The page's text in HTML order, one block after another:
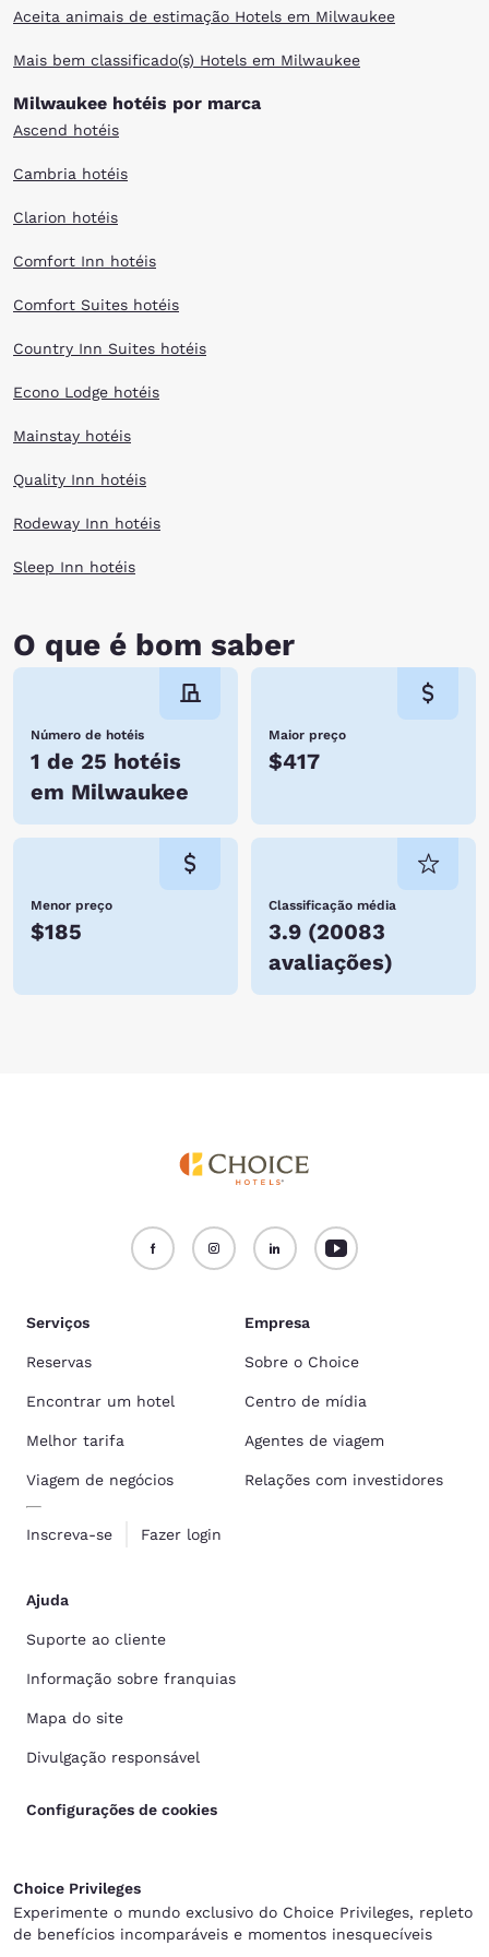
the city offers, you will have delightful accommodations waiting nearby.
Aceita animais de estimação Hotels em Milwaukee
Mais bem classificado(s) Hotels em Milwaukee
Milwaukee hotéis por marca
Ascend hotéis
Cambria hotéis
Clarion hotéis
Comfort Inn hotéis
Comfort Suites hotéis
Country Inn Suites hotéis
Econo Lodge hotéis
Mainstay hotéis
Quality Inn hotéis
Rodeway Inn hotéis
Sleep Inn hotéis
O que é bom saber
Número de hotéis
1 de 25 hotéis
em Milwaukee
Maior preço
$417
Menor preço
$185
Classificação média
3.9 (20083
avaliações)
Serviços
Reservas
Encontrar um hotel
Melhor tarifa
Viagem de negócios
Inscreva-se Fazer login
Empresa
Sobre o Choice
Centro de mídia
Agentes de viagem
Relações com investidores
Ajuda
Suporte ao cliente
Informação sobre franquias
Mapa do site
Divulgação responsável
Configurações de cookies
Choice Privileges
Experimente o mundo exclusivo do Choice Privileges, repleto
de benefícios incomparáveis e momentos inesquecíveis